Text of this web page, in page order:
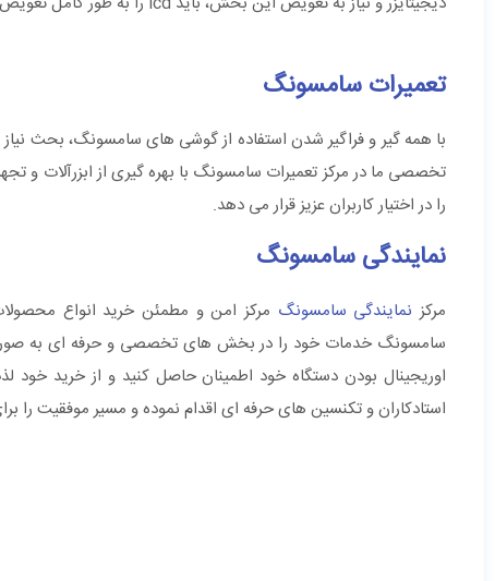
تعمیرات سامسونگ
با همه گیر و فراگیر شدن استفاده از گوشی های سامسونگ، بحث
تخصصی ما در مرکز تعمیرات سامسونگ با بهره گیری از ابزرآلات و
را در اختیار کاربران عزیز قرار می دهد.
نمایندگی سامسونگ
مرکز نمایندگی سامسونگ مرکز امن و مطمئن خرید انواع
سامسونگ خدمات خود را در بخش های تخصصی و حرفه ای به صورت
اوریجینال بودن دستگاه خود اطمینان حاصل کنید و از خرید
استادکاران و تکنسین های حرفه ای اقدام نموده و مسیر موفقیت را